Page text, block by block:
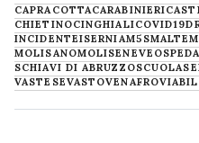
CAPRACOTTACARABINIERI
CHIETINOCINGHIALICOVID19
INCIDENTEISERNIAM5S
MOLISANOMOLISENEVE
SCHIAVI DI ABRUZZOSCUOLA
VASTESEVASTOVENAFRO